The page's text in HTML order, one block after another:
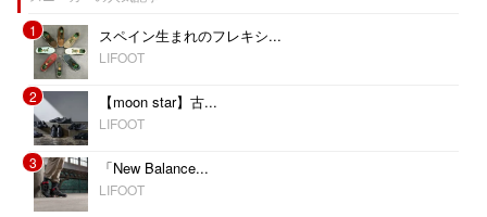
1
スペイン生まれのフレキシ...
LIFOOT
2 【moon star】古...
LIFOOT
3 「New Balance...
LIFOOT